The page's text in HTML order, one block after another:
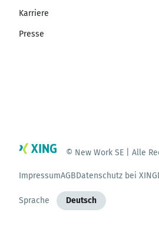
Karriere
Presse
© New Work SE | Alle
ImpressumAGBDatenschutz bei XING
Sprache Deutsch